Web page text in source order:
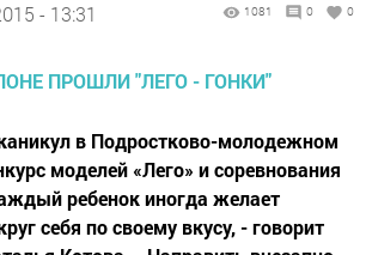
- 13:31 1081 0 0
в Подростково-молодежном
моделей «Лего» и соревнования
ребенок иногда желает
себя по своему вкусу, - говорит